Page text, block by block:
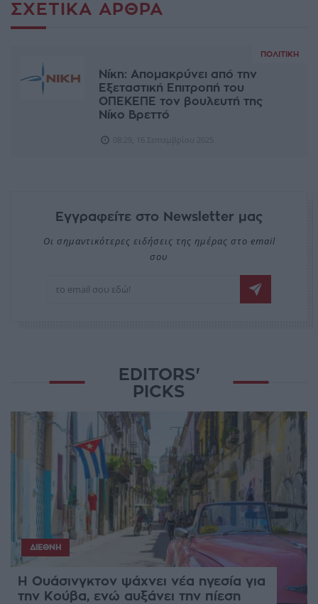
ΣΧΕΤΙΚΆ ΆΡΘΡΑ
ΠΟΛΙΤΙΚΉ
Νίκη: Απομακρύνει από την
Εξεταστική Επιτροπή του
ΟΠΕΚΕΠΕ τον βουλευτή της
Νίκο Βρεττό
Εγγραφείτε στο Newsletter μας
Οι σημαντικότερες ειδήσεις της ημέρας στο email
σου
EDITORS'
PICKS
ΔΙΕΘΝΉ
Η Ουάσινγκτον ψάχνει νέα ηγεσία για
την Κούβα, ενώ αυξάνει την πίεση